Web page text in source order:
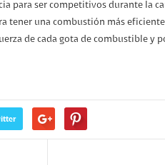
para ser competitivos durante la
tener una combustión más
de cada gota de combustible y